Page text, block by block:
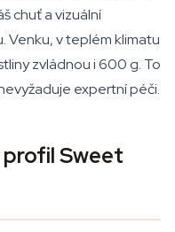
chuť a vizuální
Venku, v teplém klimatu
zvládnou i 600 g. To
expertní péči.
Sweet